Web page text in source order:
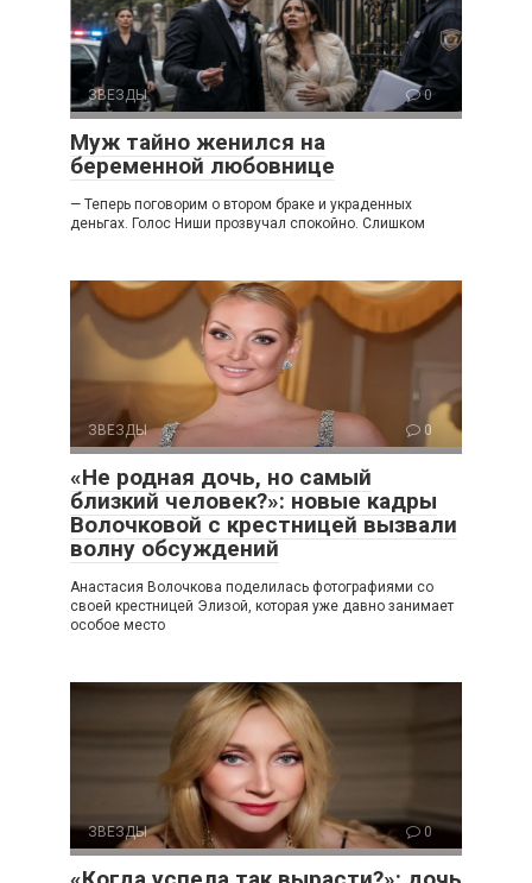
ЗВЕЗДЫ 0
Муж тайно женился на
беременной любовнице
— Теперь поговорим о втором браке и украденных
деньгах. Голос Ниши прозвучал спокойно. Слишком
ЗВЕЗДЫ 0
«Не родная дочь, но самый
близкий человек?»: новые кадры
Волочковой с крестницей вызвали
волну обсуждений
Анастасия Волочкова поделилась фотографиями со
своей крестницей Элизой, которая уже давно занимает
особое место
ЗВЕЗДЫ 0